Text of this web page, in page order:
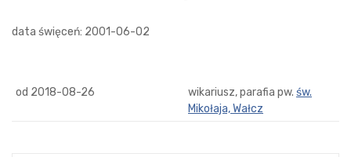
data święceń: 2001-06-02
od 2018-08-26 wikariusz, parafia pw. św.
Mikołaja, Wałcz